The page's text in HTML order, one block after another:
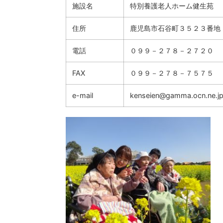
施設名 特別養護老人ホーム健生苑
住所 鹿児島市石谷町３５２３番地
電話 ０９９－２７８－２７２０
FAX ０９９－２７８－７５７５
e-mail kenseien@gamma.ocn.ne.jp